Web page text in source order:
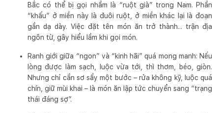
Bắc có thể bị gọi nhầm là “ruột già” trong Nam. Phần
“khấu” ở miền này là đuôi ruột, ở miền khác lại là đoạn
gần dạ dày. Việc đặt tên món ăn trở thành... trận địa
ngôn từ, gây hiểu lầm khi gọi món.
Ranh giới giữa “ngon” và “kinh hãi” quá mong manh: Nếu
lòng được làm sạch, luộc vừa tới, thì thơm, béo, giòn.
Nhưng chỉ cần sơ sẩy một bước – rửa không kỹ, luộc quá
chín, giữ mùi khai – là món ăn lập tức chuyển sang “trạng
thái đáng sợ”.